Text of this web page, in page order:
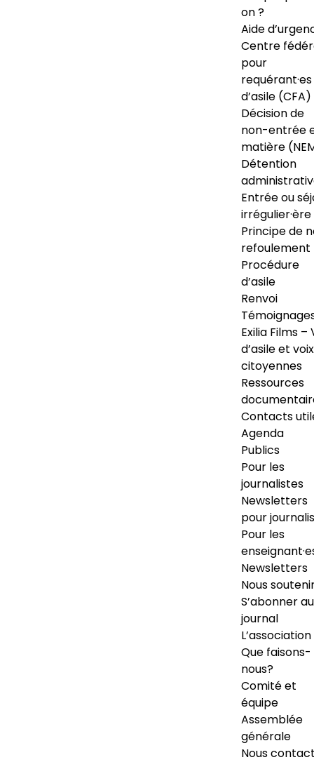
on ?
Aide
Centre
pour
requérant·es
d’asile (CFA)
Décision de
non-entrée
matière
Détention
Entrée ou
irrégulier·ère
Principe de
refoulement
Procédure
d’asile
Renvoi
Exilia Films –
d’asile et voix
citoyennes
Ressources
Contacts
Agenda
Publics
Pour les
journalistes
Newsletters
pour
Pour les
Newsletters
Nous
S’abonner au
journal
L’association
Que faisons-
nous?
Comité et
équipe
Assemblée
générale
Nous